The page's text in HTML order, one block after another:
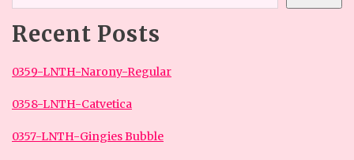
Recent Posts
0359-LNTH-Narony-Regular
0358-LNTH-Catvetica
0357-LNTH-Gingies Bubble